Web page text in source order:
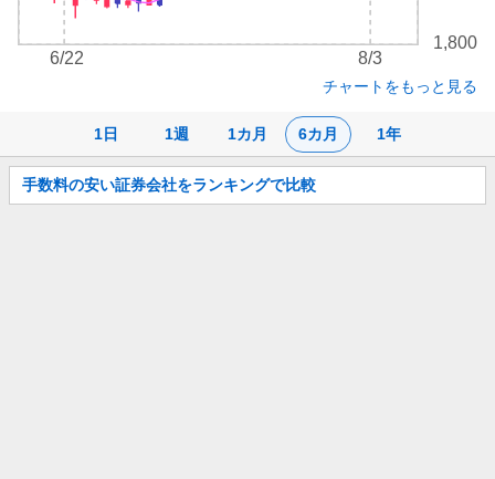
1日 1週 1カ月 6カ月 1年
1,800
6/22 8/3
チャートをもっと見る
お
知
手数料の安い証券会社をランキングで比較